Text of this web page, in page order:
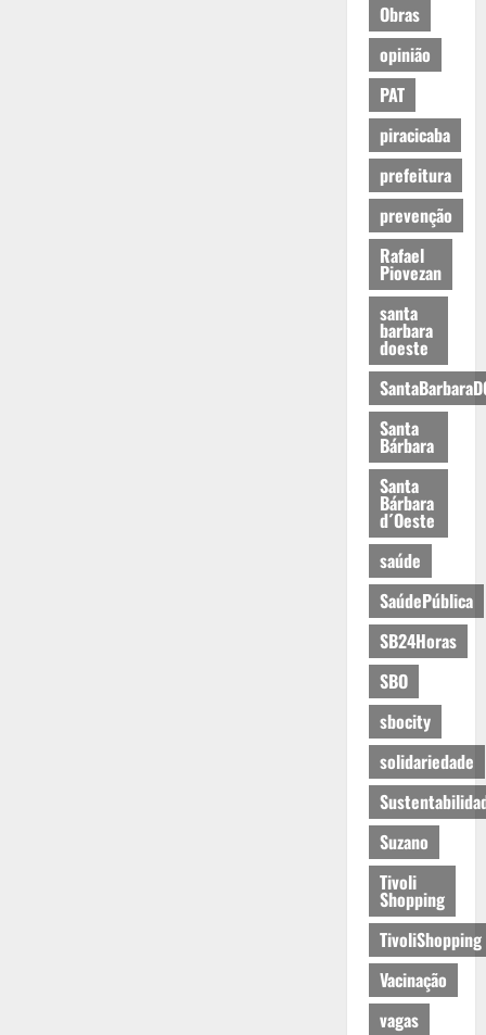
Obras
opinião
PAT
piracicaba
prefeitura
prevenção
Rafael
Piovezan
santa
barbara
doeste
Santa
Bárbara
Santa
Bárbara
d´Oeste
saúde
SaúdePública
SB24Horas
SBO
sbocity
solidariedade
Suzano
Tivoli
Shopping
TivoliShopping
Vacinação
vagas